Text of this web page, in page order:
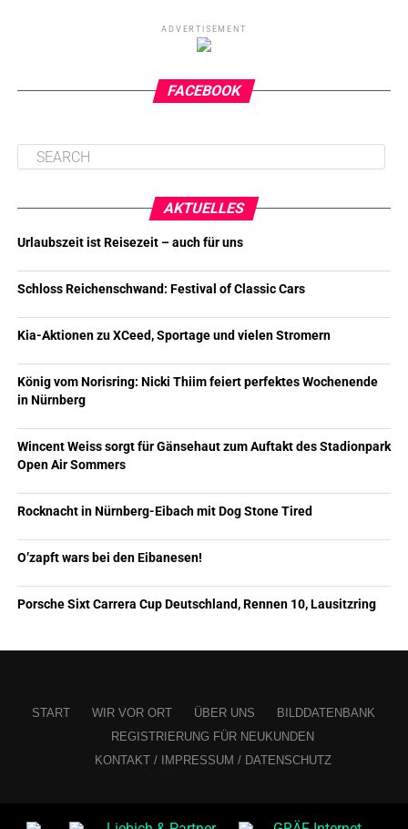
ADVERTISEMENT
FACEBOOK
AKTUELLES
Urlaubszeit ist Reisezeit – auch für uns
Schloss Reichenschwand: Festival of Classic Cars
Kia-Aktionen zu XCeed, Sportage und vielen Stromern
König vom Norisring: Nicki Thiim feiert perfektes Wochenende
in Nürnberg
Wincent Weiss sorgt für Gänsehaut zum Auftakt des Stadionpark
Open Air Sommers
Rocknacht in Nürnberg-Eibach mit Dog Stone Tired
O’zapft wars bei den Eibanesen!
Porsche Sixt Carrera Cup Deutschland, Rennen 10, Lausitzring
START WIR VOR ORT ÜBER UNS
BILDDATENBANK
REGISTRIERUNG FÜR NEUKUNDEN
KONTAKT / IMPRESSUM / DATENSCHUTZ